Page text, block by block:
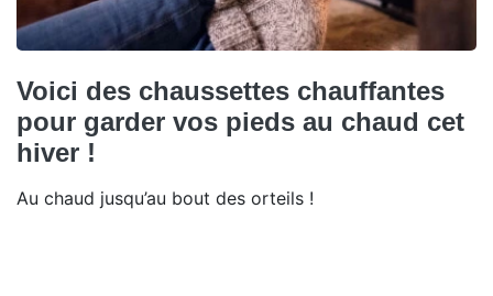
Voici des chaussettes chauffantes
pour garder vos pieds au chaud cet
hiver !
Au chaud jusqu’au bout des orteils !